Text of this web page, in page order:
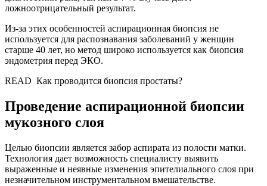
ложноотрицательный результат.
Из-за этих особенностей аспирационная биопсия не
используется для распознавания заболеваний у женщин
старше 40 лет, но метод широко используется как биопсия
эндометрия перед ЭКО.
READ Как проводится биопсия простаты?
Проведение аспирационной биопсии
мукозного слоя
Целью биопсии является забор аспирата из полости матки.
Технология дает возможность специалисту выявить
выраженные и неявные изменения эпителиального слоя при
незначительном инструментальном вмешательстве.